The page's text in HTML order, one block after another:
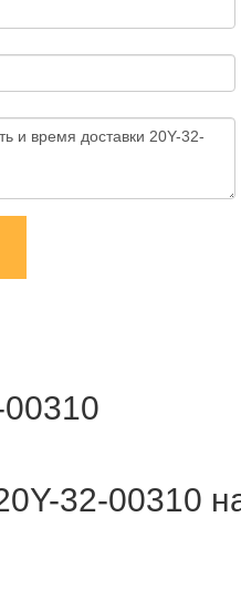
32-00310